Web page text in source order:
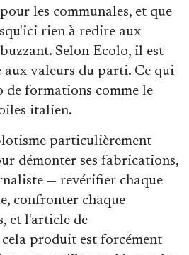
les communales, et que
rien à redire aux
Selon Ecolo, il est
valeurs du parti. Ce qui
formations comme le
italien.
particulièrement
démonter ses fabrications,
— revérifier chaque
confronter chaque
et l'article de
produit est forcément